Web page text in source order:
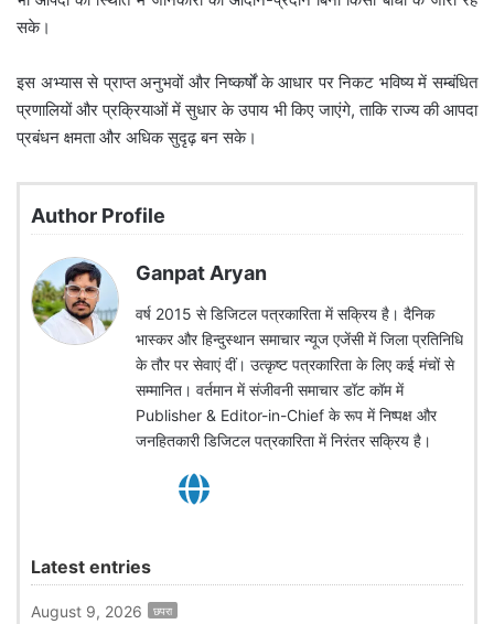
सके।
इस अभ्यास से प्राप्त अनुभवों और निष्कर्षों के आधार पर निकट भविष्य में सम्बंधित
प्रणालियों और प्रक्रियाओं में सुधार के उपाय भी किए जाएंगे, ताकि राज्य की आपदा
प्रबंधन क्षमता और अधिक सुदृढ़ बन सके।
Author Profile
Ganpat Aryan
वर्ष 2015 से डिजिटल पत्रकारिता में सक्रिय है। दैनिक
भास्कर और हिन्दुस्थान समाचार न्यूज एजेंसी में जिला प्रतिनिधि
के तौर पर सेवाएं दीं। उत्कृष्ट पत्रकारिता के लिए कई मंचों से
सम्मानित। वर्तमान में संजीवनी समाचार डॉट कॉम में
Publisher & Editor-in-Chief के रूप में निष्पक्ष और
जनहितकारी डिजिटल पत्रकारिता में निरंतर सक्रिय है।
Latest entries
August 9, 2026 छपरा